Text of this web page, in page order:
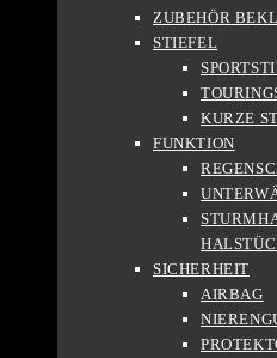
Auswahl
Nur notwendige
ZUBEHÖR
STIEFEL
KURZE
FUNKTION
SICHERHEIT
AIRBAG